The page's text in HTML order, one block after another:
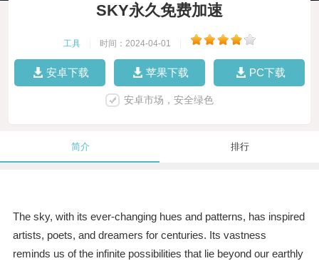
SKY永久免费加速
工具 时间：2024-04-01
安卓下载 苹果下载 PC下载
安卓市场，安全绿色
简介 排行
The sky, with its ever-changing hues and patterns, has inspired
artists, poets, and dreamers for centuries. Its vastness
reminds us of the infinite possibilities that lie beyond our earthly